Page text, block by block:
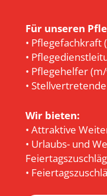
Für unseren
• Pflegefachkraft
•
• Pflegehelfer
•
Wir bieten:
• Attraktive
• Urlaubs- und
•